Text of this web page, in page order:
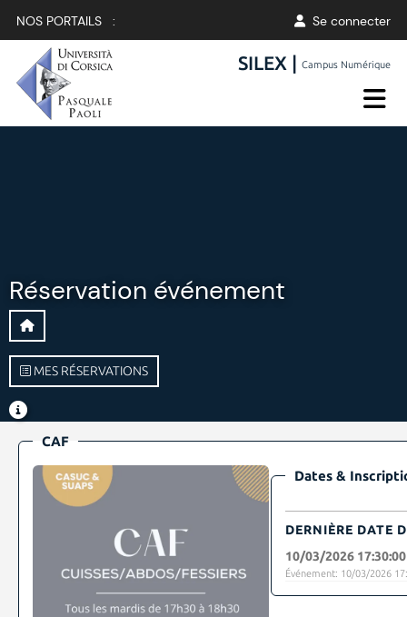
NOS PORTAILS : Se connecter
SILEX |Campus Numérique
Réservation événement
MES RÉSERVATIONS
CAF
Dates &
DERNIÈRE DATE
10/03/2026 17:30:00
Événement: 10/03/2026